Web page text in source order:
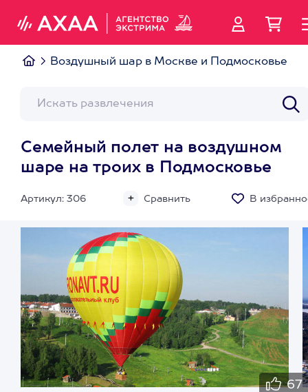
Воздушный шар в Москве и Подмосковье
Семейный полет на воздушном
шаре на троих в Подмосковье
Артикул: 306 Сравнить В
67